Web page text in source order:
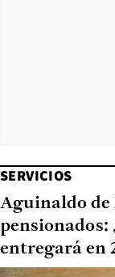
SERVICIOS
Aguinaldo de
pensionados:
entregará en